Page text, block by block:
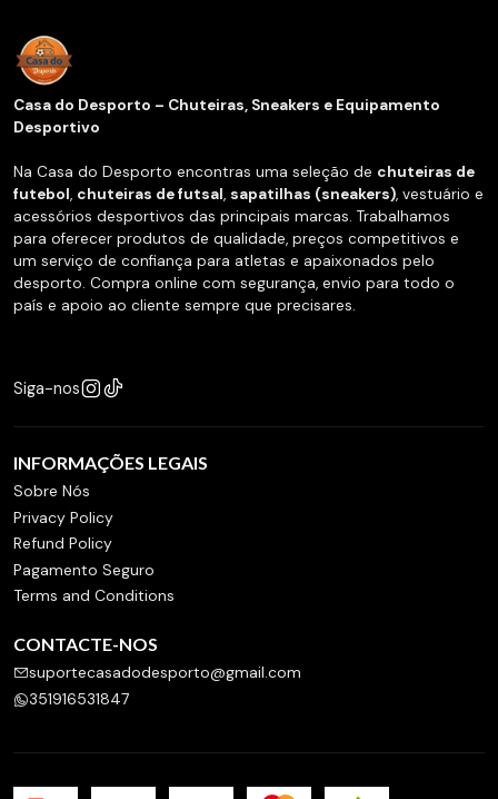
Casa do Desporto – Chuteiras, Sneakers e Equipamento
Desportivo
Na Casa do Desporto encontras uma seleção de chuteiras de
futebol, chuteiras de futsal, sapatilhas (sneakers), vestuário e
acessórios desportivos das principais marcas. Trabalhamos
para oferecer produtos de qualidade, preços competitivos e
um serviço de confiança para atletas e apaixonados pelo
desporto. Compra online com segurança, envio para todo o
país e apoio ao cliente sempre que precisares.
Siga-nos
INFORMAÇÕES LEGAIS
Sobre Nós
Privacy Policy
Refund Policy
Pagamento Seguro
Terms and Conditions
CONTACTE-NOS
suportecasadodesporto@gmail.com
351916531847